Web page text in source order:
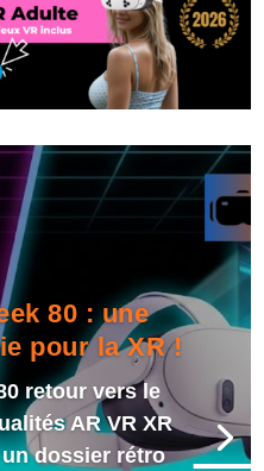
80 : une
pour la XR !
retour vers le
AR VR XR
dossier rétro